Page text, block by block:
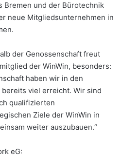
Bremen und der Bürotechnik
neue Mitgliedsunternehmen in
der Genossenschaft freut
der WinWin, besonders:
haben wir in den
viel erreicht. Wir sind
qualifizierten
Ziele der WinWin in
weiter auszubauen.“
eG: